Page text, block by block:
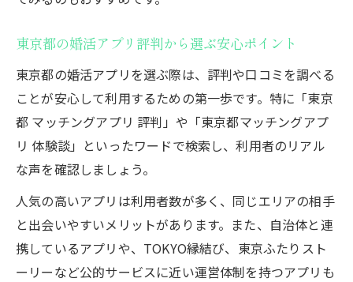
リ活用術
女性の婚活で怪しい人を見抜くチェックリ
スト
東京都マッチングアプリでよくある怪しい
特徴
マッチングアプリでヤリモクの割合と見極
安心して婚活できるアプリの選び方のコツ
東京都マッチングアプリ体験談で得た教訓
東京都の婚活アプリ評判から選ぶ安心ポイント
東京都の婚活アプリを選ぶ際は、評判や口コミを調べる
ことが安心して利用するための第一歩です。特に「東京
都 マッチングアプリ 評判」や「東京都マッチングアプ
リ 体験談」といったワードで検索し、利用者のリアル
な声を確認しましょう。
人気の高いアプリは利用者数が多く、同じエリアの相手
と出会いやすいメリットがあります。また、自治体と連
携しているアプリや、TOKYO縁結び、東京ふたりスト
ーリーなど公的サービスに近い運営体制を持つアプリも